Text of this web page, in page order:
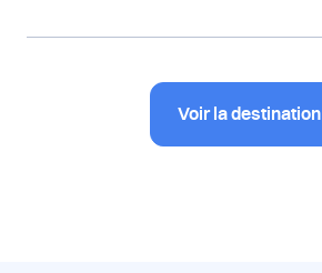
Voir la destination